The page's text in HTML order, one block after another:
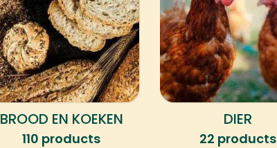
BROOD EN KOEKEN
110 products
DIER
22 products